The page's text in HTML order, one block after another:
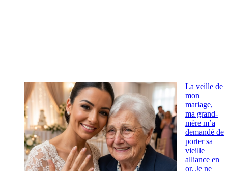
La veille de
mon
mariage,
ma grand-
mère m’a
demandé de
porter sa
vieille
alliance en
or. Je ne